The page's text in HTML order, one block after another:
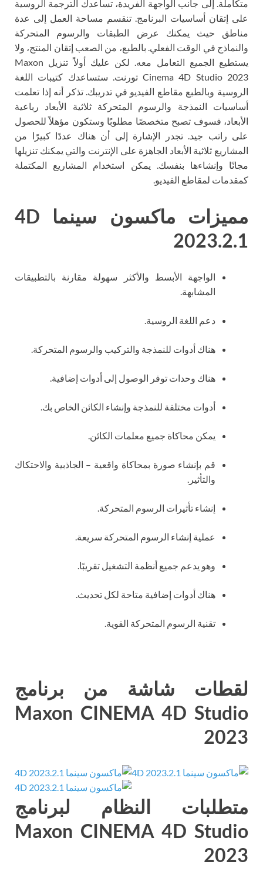
متكاملة. إلى جانب الواجهة الفريدة، تساعدك الترجمة الروسية
على إتقان أساسيات البرنامج. تنقسم مساحة العمل إلى عدة
مناطق حيث يمكنك عرض الطبقات والرسوم المتحركة
والنماذج في الوقت الفعلي. بالطبع، من الصعب إتقان المنتج، ولا
يستطيع الجميع التعامل معه. لكن عليك أولاً تنزيل Maxon
Cinema 4D Studio 2023 تورنت. ستساعدك كتيبات اللغة
الروسية وبالطبع مقاطع الفيديو في تدريبك. تذكر أنه إذا تعلمت
أساسيات النمذجة والرسوم المتحركة ثلاثية الأبعاد رباعية
الأبعاد، فسوف تصبح متخصصًا مطلوبًا وستكون مؤهلاً للحصول
على راتب جيد. تجدر الإشارة إلى أن هناك عددًا كبيرًا من
المشاريع ثلاثية الأبعاد الجاهزة على الإنترنت والتي يمكنك تنزيلها
مجانًا وإنشاءها بنفسك. يمكن استخدام المشاريع المكتملة
كمقدمات لمقاطع الفيديو.
مميزات ماكسون سينما 4D
2023.2.1
الواجهة الأبسط والأكثر سهولة مقارنة بالتطبيقات
المشابهة.
دعم اللغة الروسية.
هناك أدوات للنمذجة والتركيب والرسوم المتحركة.
هناك وحدات توفر الوصول إلى أدوات إضافية.
أدوات مختلفة للنمذجة وإنشاء الكائن الخاص بك.
يمكن محاكاة جميع معلمات الكائن.
قم بإنشاء صورة بمحاكاة واقعية – الجاذبية والاحتكاك
والتأثير.
إنشاء تأثيرات الرسوم المتحركة.
عملية إنشاء الرسوم المتحركة سريعة.
وهو يدعم جميع أنظمة التشغيل تقريبًا.
هناك أدوات إضافية متاحة لكل تحديث.
تقنية الرسوم المتحركة القوية.
لقطات شاشة من برنامج
Maxon CINEMA 4D Studio
2023
متطلبات النظام لبرنامج
Maxon CINEMA 4D Studio
2023